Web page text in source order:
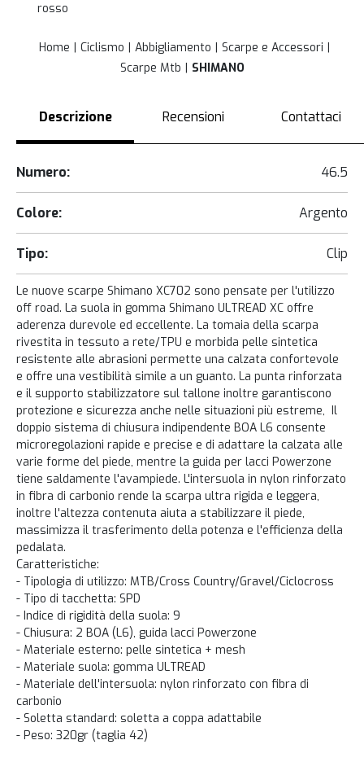
rosso
Home Ciclismo Abbigliamento
Scarpe e Accessori
Scarpe Mtb
SHIMANO
Descrizione Recensioni Contattaci
Numero: 46.5
Colore: Argento
Tipo: Clip
Le nuove scarpe Shimano XC702 sono pensate per l'utilizzo
off road. La suola in gomma Shimano ULTREAD XC offre
aderenza durevole ed eccellente. La tomaia della scarpa
rivestita in tessuto a rete/TPU e morbida pelle sintetica
resistente alle abrasioni permette una calzata confortevole
e offre una vestibilità simile a un guanto. La punta rinforzata
e il supporto stabilizzatore sul tallone inoltre garantiscono
protezione e sicurezza anche nelle situazioni più estreme, Il
doppio sistema di chiusura indipendente BOA L6 consente
microregolazioni rapide e precise e di adattare la calzata alle
varie forme del piede, mentre la guida per lacci Powerzone
tiene saldamente l'avampiede. L'intersuola in nylon rinforzato
in fibra di carbonio rende la scarpa ultra rigida e leggera,
inoltre l'altezza contenuta aiuta a stabilizzare il piede,
massimizza il trasferimento della potenza e l'efficienza della
pedalata.
Caratteristiche:
- Tipologia di utilizzo: MTB/Cross Country/Gravel/Ciclocross
- Tipo di tacchetta: SPD
- Indice di rigidità della suola: 9
- Chiusura: 2 BOA (L6), guida lacci Powerzone
- Materiale esterno: pelle sintetica + mesh
- Materiale suola: gomma ULTREAD
- Materiale dell'intersuola: nylon rinforzato con fibra di
carbonio
- Soletta standard: soletta a coppa adattabile
- Peso: 320gr (taglia 42)